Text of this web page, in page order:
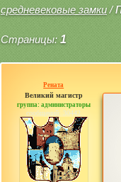
средневековые замки/
Страницы: 1
Рената
Великий магистр
группа: администраторы
сообщений: 30442